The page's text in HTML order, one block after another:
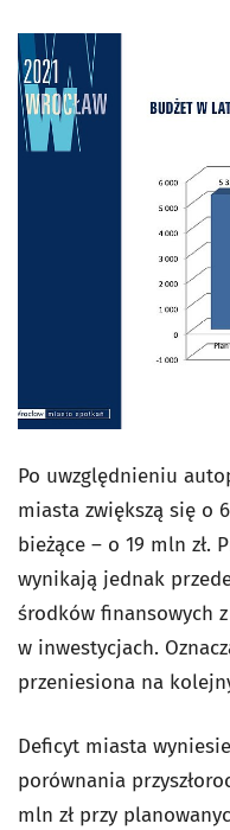
Po uwzględnieniu
miasta zwiększą się o
bieżące – o 19 mln zł.
wynikają jednak
środków finansowych
w inwestycjach.
przeniesiona na
Deficyt miasta wyniesie
porównania
mln zł przy